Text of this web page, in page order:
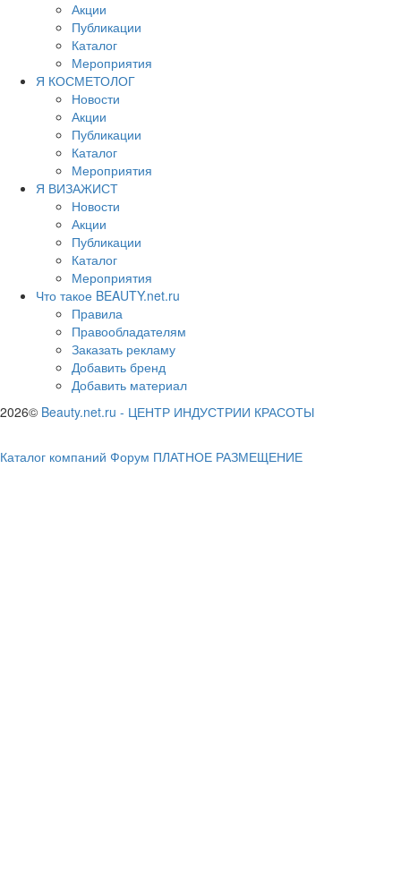
Акции
Публикации
Каталог
Мероприятия
Я КОСМЕТОЛОГ
Новости
Акции
Публикации
Каталог
Мероприятия
Я ВИЗАЖИСТ
Новости
Акции
Публикации
Каталог
Мероприятия
Что такое BEAUTY.net.ru
Правила
Правообладателям
Заказать рекламу
Добавить бренд
Добавить материал
2026© Beauty.net.ru - ЦЕНТР ИНДУСТРИИ КРАСОТЫ
Каталог компаний Форум ПЛАТНОЕ РАЗМЕЩЕНИЕ